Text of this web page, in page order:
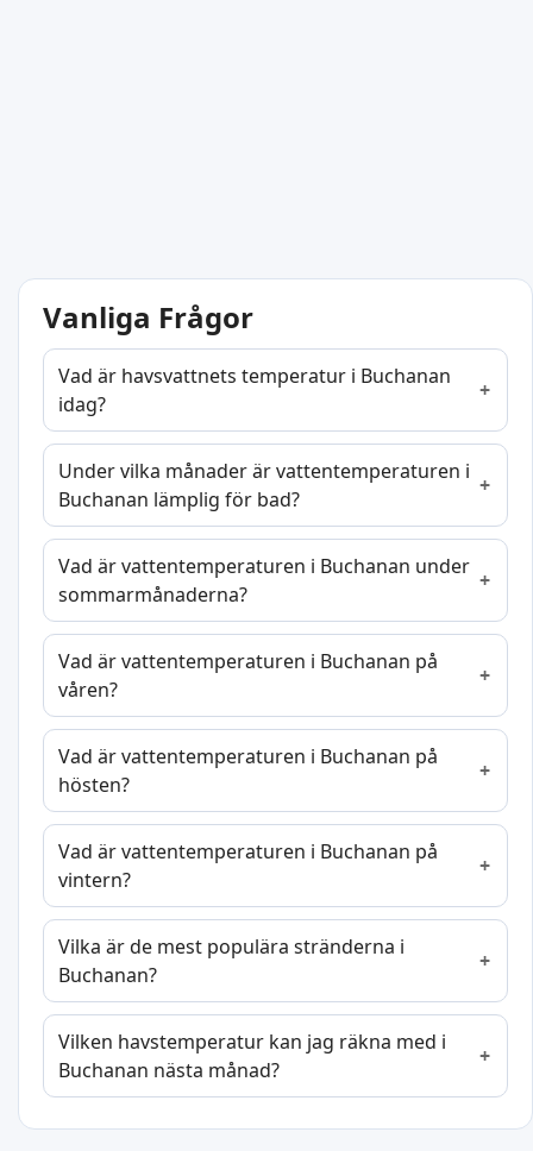
Vanliga Frågor
Vad är havsvattnets temperatur i Buchanan
idag?
Under vilka månader är vattentemperaturen i
Buchanan lämplig för bad?
Vad är vattentemperaturen i Buchanan under
sommarmånaderna?
Vad är vattentemperaturen i Buchanan på
våren?
Vad är vattentemperaturen i Buchanan på
hösten?
Vad är vattentemperaturen i Buchanan på
vintern?
Vilka är de mest populära stränderna i
Buchanan?
Vilken havstemperatur kan jag räkna med i
Buchanan nästa månad?